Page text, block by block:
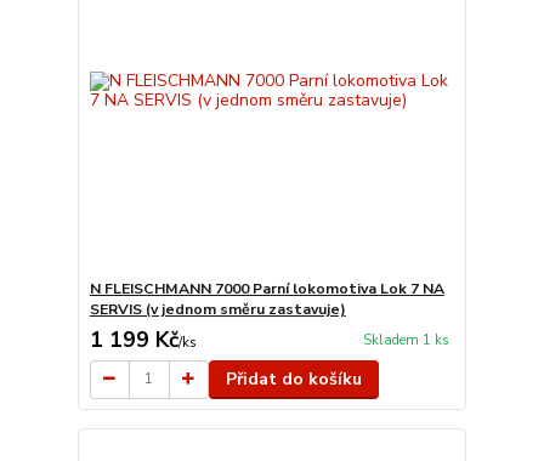
N FLEISCHMANN 7000 Parní lokomotiva Lok 7 NA
SERVIS (v jednom směru zastavuje)
1 199 Kč/ks Skladem 1 ks
Přidat do košíku